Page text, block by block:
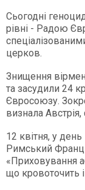
Сьогодні
рівні - Радою
церков.
Знищення
та засудили 24
Євросоюзу.
визнала
12 квітня, у
Римський
«Приховування
що кровоточить